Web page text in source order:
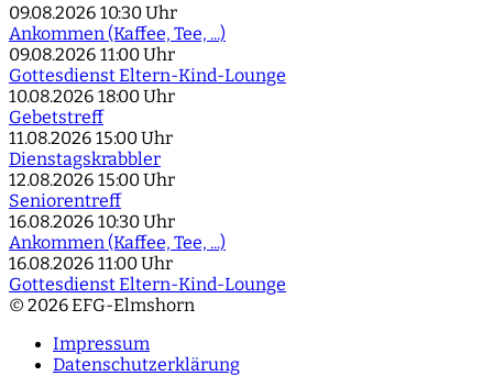
09.08.2026 10:30 Uhr
Ankommen (Kaffee, Tee, ...)
09.08.2026 11:00 Uhr
Gottesdienst Eltern-Kind-Lounge
10.08.2026 18:00 Uhr
Gebetstreff
11.08.2026 15:00 Uhr
Dienstagskrabbler
12.08.2026 15:00 Uhr
Seniorentreff
16.08.2026 10:30 Uhr
Ankommen (Kaffee, Tee, ...)
16.08.2026 11:00 Uhr
Gottesdienst Eltern-Kind-Lounge
© 2026 EFG-Elmshorn
Impressum
Datenschutzerklärung